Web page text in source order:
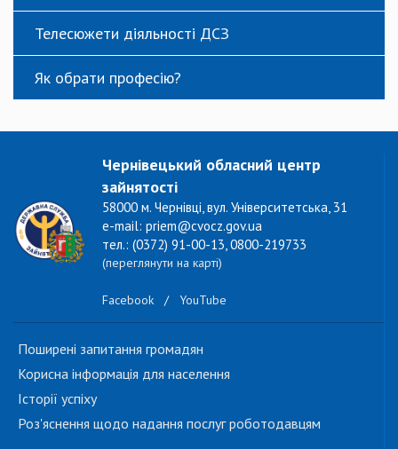
Телесюжети діяльності ДСЗ
Як обрати професію?
Чернівецький обласний центр
зайнятості
58000 м. Чернівці, вул. Університетська, 31
e-mail: priem@cvocz.gov.ua
тел.: (0372) 91-00-13, 0800-219733
(переглянути на карті)
Facebook / YouTube
Поширені запитання громадян
Корисна інформація для населення
Історії успіху
Роз'яснення щодо надання послуг роботодавцям